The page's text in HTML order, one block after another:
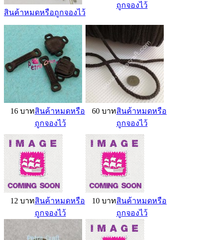
สินค้าหมดหรือถูกจองไว้
ถูกจองไว้
16 บาทสินค้าหมดหรือ
ถูกจองไว้
60 บาทสินค้าหมดหรือ
ถูกจองไว้
12 บาทสินค้าหมดหรือ
ถูกจองไว้
10 บาทสินค้าหมดหรือ
ถูกจองไว้